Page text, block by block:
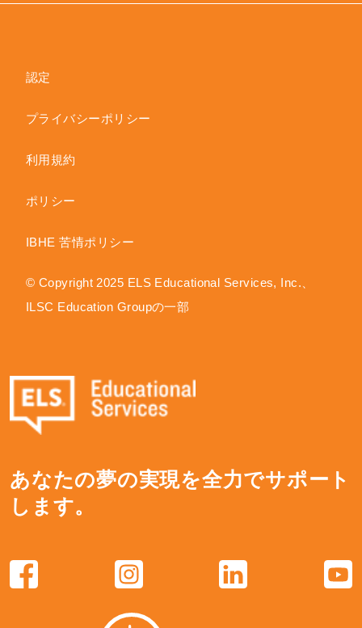
あなたの夢の実現を全力でサポート
します。
認定
プライバシーポリシー
利用規約
ポリシー
IBHE 苦情ポリシー
© Copyright 2025 ELS Educational Services, Inc.、
ILSC Education Groupの一部